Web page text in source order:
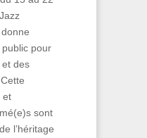
pour
des
et
sont
l’héritage